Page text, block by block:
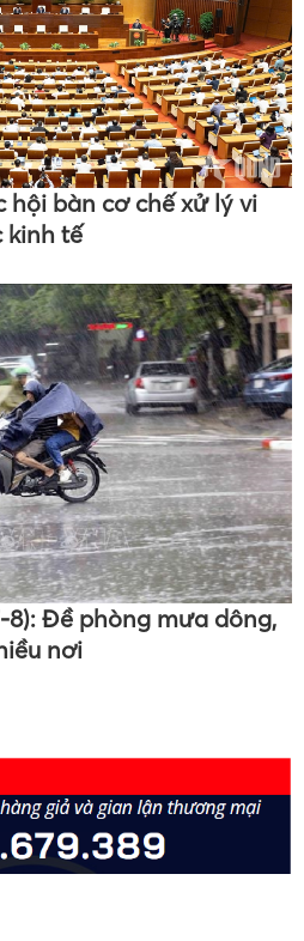
hội bàn cơ chế xử lý vi
kinh tế
Đề phòng mưa dông,
nơi